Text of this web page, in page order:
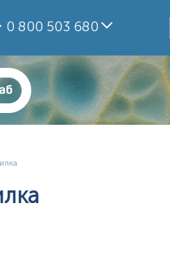
0 800 503 680